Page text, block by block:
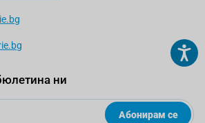
ни
Абонирам се